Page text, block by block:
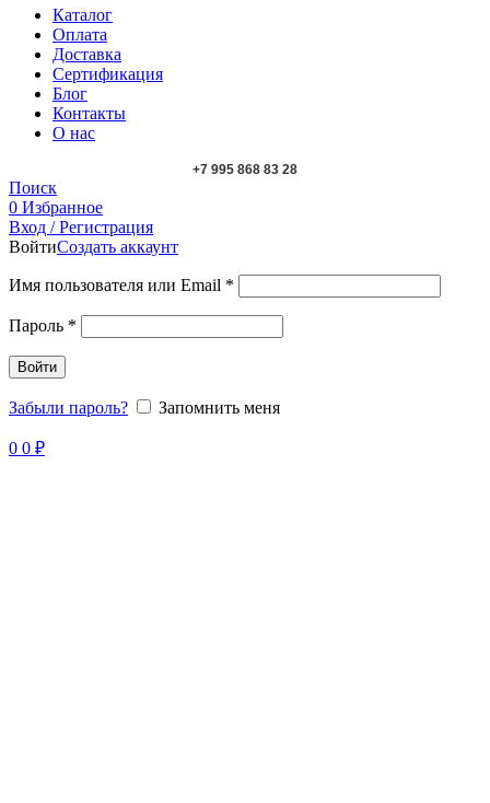
Каталог
Оплата
Доставка
Сертификация
Блог
Контакты
О нас
+7 995 868 83 28
Поиск
0 Избранное
Вход / Регистрация
ВойтиСоздать аккаунт
Имя пользователя или Email *
Пароль *
Войти
Забыли пароль? Запомнить меня
0 0 ₽